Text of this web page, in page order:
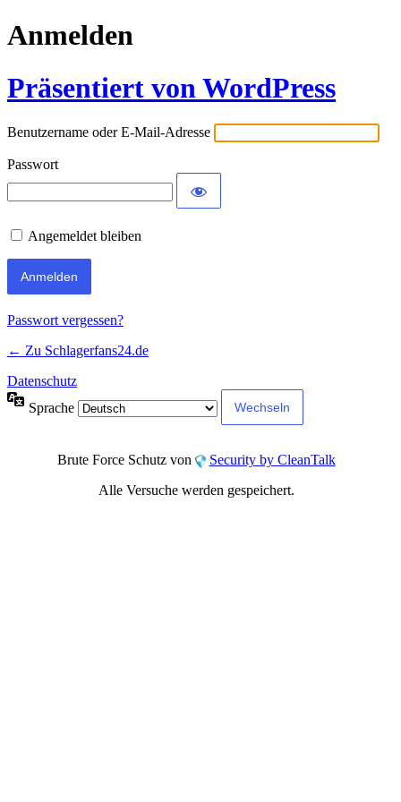
Anmelden
Präsentiert von WordPress
Benutzername oder E-Mail-Adresse
Passwort
Angemeldet bleiben
Passwort vergessen?
← Zu Schlagerfans24.de
Datenschutz
Sprache
Brute Force Schutz von
Security by CleanTalk
Alle Versuche werden gespeichert.